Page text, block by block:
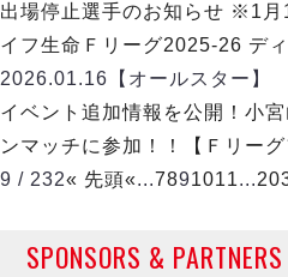
出場停止選手のお知らせ ※1月
イフ生命Ｆリーグ2025-26 ディ
2026.01.16 【オールスター】
イベント追加情報を公開！小
ンマッチに参加！！【Ｆリーグ
9 / 232« 先頭«...7891011...20
SPONSORS & PARTNERS